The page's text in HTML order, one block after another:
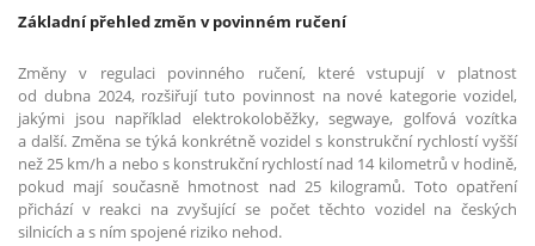
Základní přehled změn v povinném ručení
Změny v regulaci povinného ručení, které vstupují v platnost
od dubna 2024, rozšiřují tuto povinnost na nové kategorie vozidel,
jakými jsou například elektrokoloběžky, segwaye, golfová vozítka
a další. Změna se týká konkrétně vozidel s konstrukční rychlostí vyšší
než 25 km/h a nebo s konstrukční rychlostí nad 14 kilometrů v hodině,
pokud mají současně hmotnost nad 25 kilogramů. Toto opatření
přichází v reakci na zvyšující se počet těchto vozidel na českých
silnicích a s ním spojené riziko nehod.